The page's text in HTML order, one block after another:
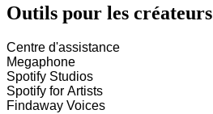
Outils pour les créateurs
Centre d'assistance
Megaphone
Spotify Studios
Spotify for Artists
Findaway Voices